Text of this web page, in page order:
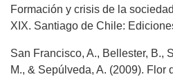
Formación y crisis de la
XIX. Santiago de Chile:
San Francisco, A., Bellester, B.,
M., & Sepúlveda, A. (2009). Flor